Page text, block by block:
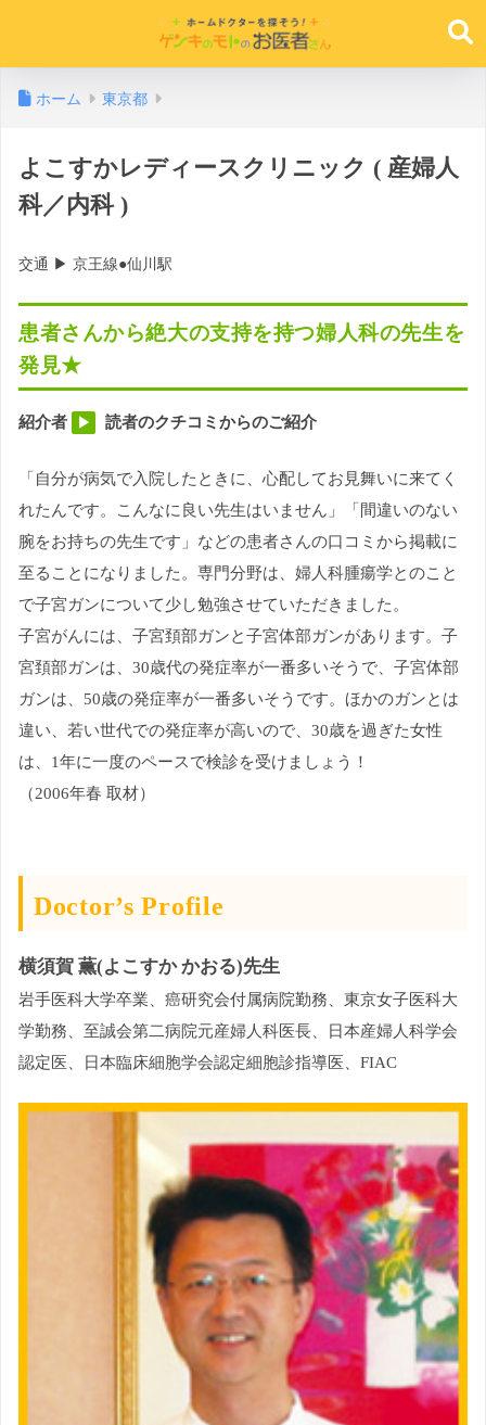
ホーム 東京都
よこすかレディースクリニック ( 産婦人
科／内科 )
交通 ▶︎ 京王線●仙川駅
患者さんから絶大の支持を持つ婦人科の先生を
発見★
紹介者 ▶︎ 読者のクチコミからのご紹介
「自分が病気で入院したときに、心配してお見舞いに来てく
れたんです。こんなに良い先生はいません」「間違いのない
腕をお持ちの先生です」などの患者さんの口コミから掲載に
至ることになりました。専門分野は、婦人科腫瘍学とのこと
で子宮ガンについて少し勉強させていただきました。
子宮がんには、子宮頚部ガンと子宮体部ガンがあります。子
宮頚部ガンは、30歳代の発症率が一番多いそうで、子宮体部
ガンは、50歳の発症率が一番多いそうです。ほかのガンとは
違い、若い世代での発症率が高いので、30歳を過ぎた女性
は、1年に一度のペースで検診を受けましょう！
（2006年春 取材）
Doctor’s Profile
横須賀 薫(よこすか かおる)先生
岩手医科大学卒業、癌研究会付属病院勤務、東京女子医科大
学勤務、至誠会第二病院元産婦人科医長、日本産婦人科学会
認定医、日本臨床細胞学会認定細胞診指導医、FIAC